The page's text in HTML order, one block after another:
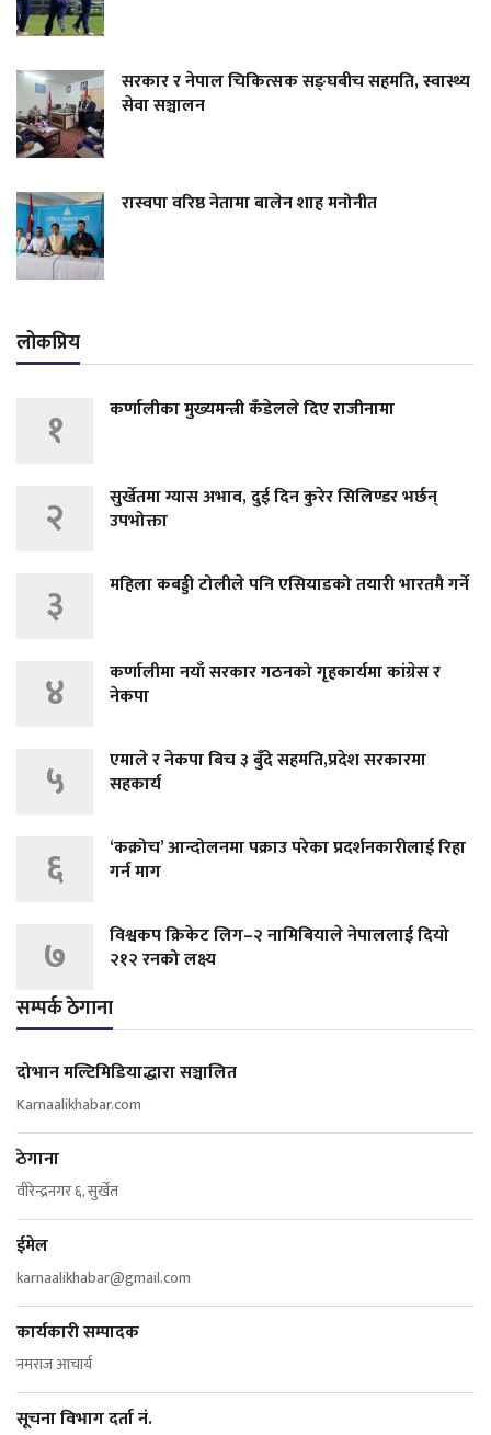
सरकार र नेपाल चिकित्सक सङ्घबीच सहमति, स्वास्थ्य
सेवा सञ्चालन
रास्वपा वरिष्ठ नेतामा बालेन शाह मनोनीत
लोकप्रिय
१ कर्णालीका मुख्यमन्त्री कँडेलले दिए राजीनामा
२
सुर्खेतमा ग्यास अभाव, दुई दिन कुरेर सिलिण्डर भर्छन्
उपभोक्ता
३ महिला कबड्डी टोलीले पनि एसियाडको तयारी भारतमै गर्ने
४
कर्णालीमा नयाँ सरकार गठनको गृहकार्यमा कांग्रेस र
नेकपा
५
एमाले र नेकपा बिच ३ बुँदे सहमति,प्रदेश सरकारमा
सहकार्य
६
‘कक्रोच’ आन्दोलनमा पक्राउ परेका प्रदर्शनकारीलाई रिहा
गर्न माग
७
विश्वकप क्रिकेट लिग–२ नामिबियाले नेपाललाई दियो
२१२ रनको लक्ष्य
सम्पर्क ठेगाना
दोभान मल्टिमिडियाद्धारा सञ्चालित
Karnaalikhabar.com
ठेगाना
वीरेन्द्रनगर ६, सुर्खेत
ईमेल
karnaalikhabar@gmail.com
कार्यकारी सम्पादक
नमराज आचार्य
सूचना विभाग दर्ता नं.